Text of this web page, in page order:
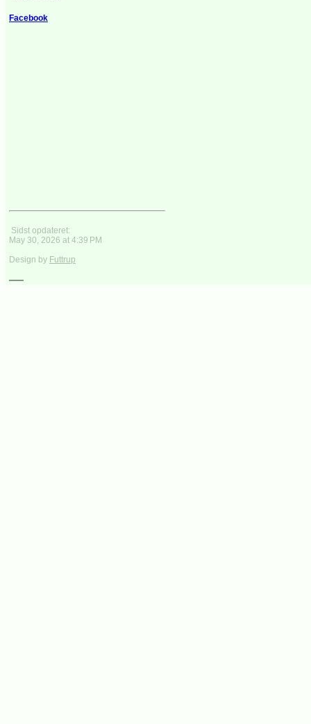
Facebook
Sidst opdateret:
May 30, 2026 at 4:39 PM
Design by Futtrup